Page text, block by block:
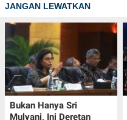
JANGAN LEWATKAN
Bukan Hanya Sri
Mulyani, Ini Deretan